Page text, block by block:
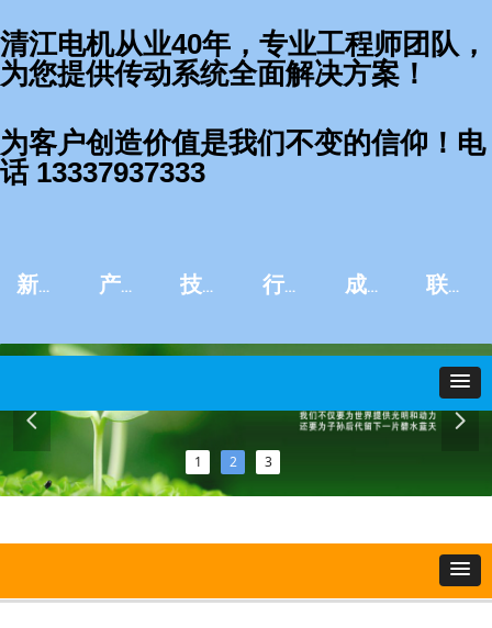
新闻资讯 产品中心 技术服务 行业应用 成功案例 联系我们
1 2 3
넳 넲
清江电机从业40年，专业工程师团队，
为您提供传动系统全面解决方案！
为客户创造价值是我们不变的信仰！电
话 13337937333